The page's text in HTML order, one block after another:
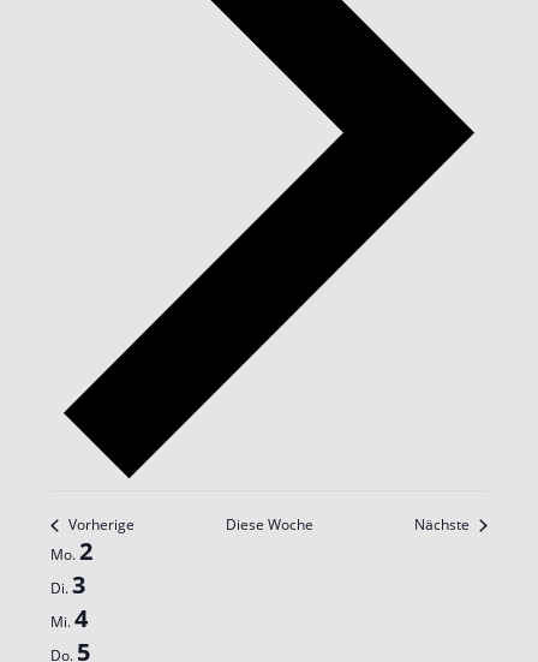
Vorherige Diese Woche Nächste
Woche
von
Veranstaltungen
Mo.2
Di.3
Mi.4
Do. 5